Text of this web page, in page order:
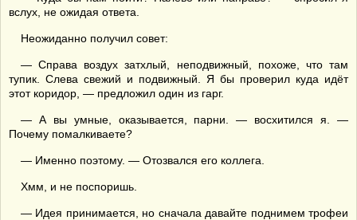
вслух, не ожидая ответа.
Неожиданно получил совет:
— Справа воздух затхлый, неподвижный, похоже, что там
тупик. Слева свежий и подвижный. Я бы проверил куда идёт
этот коридор, — предложил один из гарг.
— А вы умные, оказывается, парни. — восхитился я. —
Почему помалкиваете?
— Именно поэтому. — Отозвался его коллега.
Хмм, и не поспоришь.
— Идея принимается, но сначала давайте поднимем трофеи